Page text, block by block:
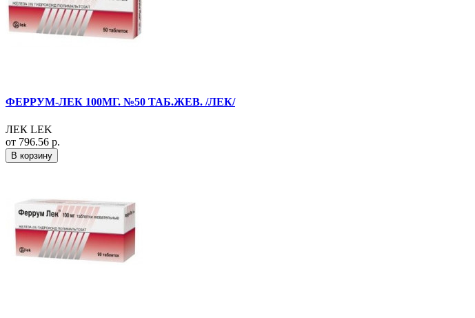
ФЕРРУМ-ЛЕК 100МГ. №50 ТАБ.ЖЕВ. /ЛЕК/
ЛЕК LEK
от 796.56 р.
В корзину